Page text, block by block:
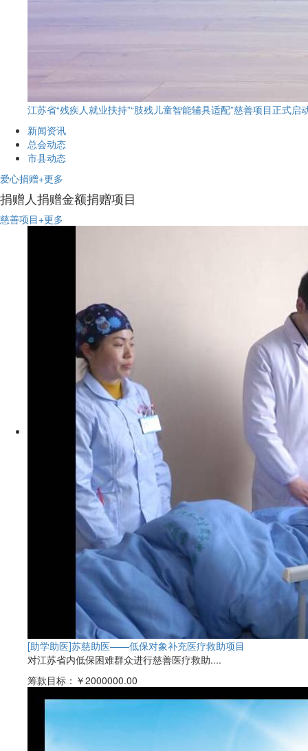
江苏省“残疾人就业扶持”“肢残儿童智能辅具适配”慈善项目正式启
新闻资讯
总会动态
市县动态
爱心捐赠+更多
捐赠人捐赠金额捐赠项目
慈善项目+更多
[助学助医]苏慈助医——低保对象补充医疗救助项目
对江苏省内低保困难群众进行慈善医疗救助....
筹款目标： ￥2000000.00